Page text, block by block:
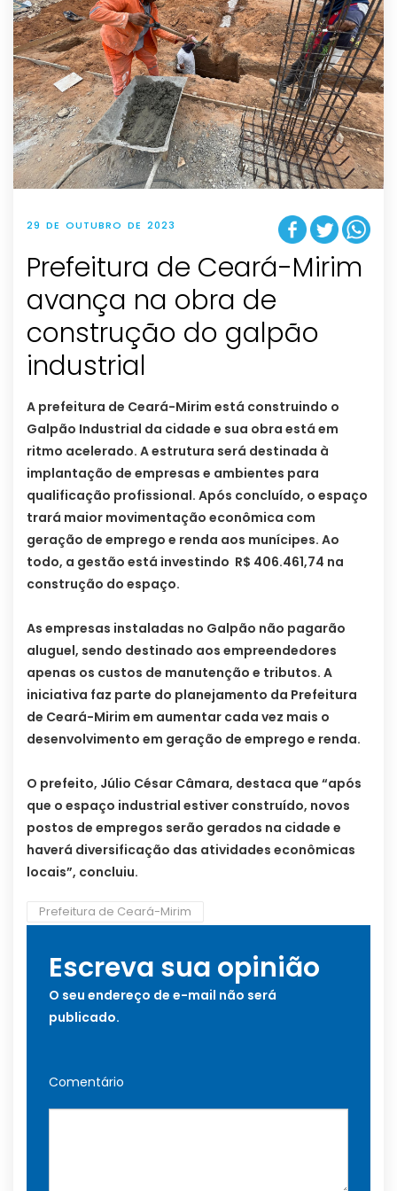
29 DE OUTUBRO DE 2023
Prefeitura de Ceará-Mirim
avança na obra de
construção do galpão
industrial
A prefeitura de Ceará-Mirim está construindo o
Galpão Industrial da cidade e sua obra está em
ritmo acelerado. A estrutura será destinada à
implantação de empresas e ambientes para
qualificação profissional. Após concluído, o espaço
trará maior movimentação econômica com
geração de emprego e renda aos munícipes. Ao
todo, a gestão está investindo R$ 406.461,74 na
construção do espaço.
As empresas instaladas no Galpão não pagarão
aluguel, sendo destinado aos empreendedores
apenas os custos de manutenção e tributos. A
iniciativa faz parte do planejamento da Prefeitura
de Ceará-Mirim em aumentar cada vez mais o
desenvolvimento em geração de emprego e renda.
O prefeito, Júlio César Câmara, destaca que “após
que o espaço industrial estiver construído, novos
postos de empregos serão gerados na cidade e
haverá diversificação das atividades econômicas
locais”, concluiu.
Prefeitura de Ceará-Mirim
Escreva sua opinião
O seu endereço de e-mail não será
publicado.
Comentário